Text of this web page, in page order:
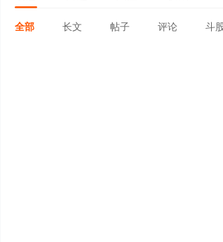
全部 长文 帖子 评论 斗